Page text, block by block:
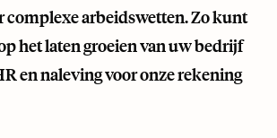
complexe arbeidswetten. Zo kunt
het laten groeien van uw bedrijf
en naleving voor onze rekening